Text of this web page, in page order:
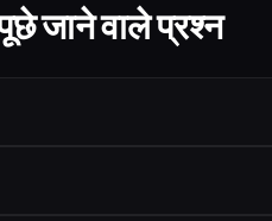
जाने वाले प्रश्न